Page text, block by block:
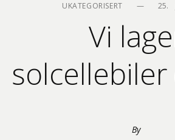
UKATEGORISERT — 25.
Vi
solcellebiler
By